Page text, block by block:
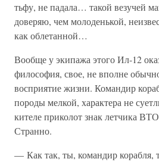
тьфу, не падала… такой везучей
доверяю, чем молоденькой,
как облетанной…
Вообще у экипажа этого Ил-12
философия, свое, не вполне
восприятие жизни. Командир
породы мелкой, характера не
кителе приколот знак летчика
Странно.
— Как так, ты, командир корабля,